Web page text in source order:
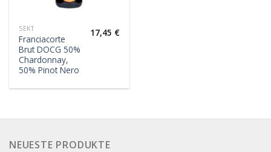
SEKT
Franciacorte
Brut DOCG 50%
Chardonnay,
50% Pinot Nero
17,45 €
NEUESTE PRODUKTE